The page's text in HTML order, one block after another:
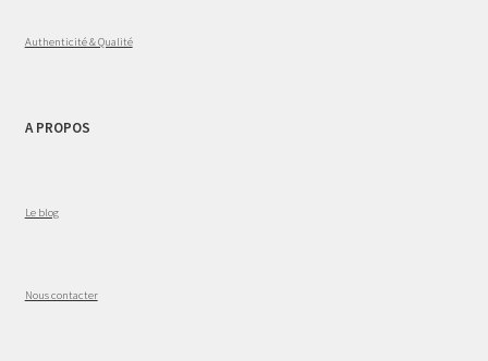
Authenticité & Qualité
A PROPOS
Le blog
Nous contacter